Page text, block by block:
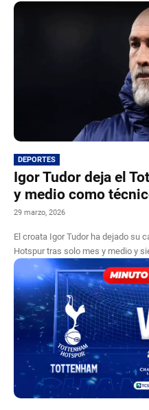
DEPORTES
Igor Tudor deja el
y medio como
29 marzo, 2026
El croata Igor Tudor ha dejado su
Hotspur tras solo mes y medio y